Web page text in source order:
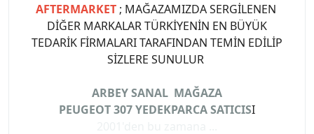
AFTERMARKET ; MAĞAZAMIZDA SERGİLENEN
DİĞER MARKALAR TÜRKİYENİN EN BÜYÜK
TEDARİK FİRMALARI TARAFINDAN TEMİN EDİLİP
SİZLERE SUNULUR
ARBEY SANAL MAĞAZA
PEUGEOT 307 YEDEKPARCA SATICISI